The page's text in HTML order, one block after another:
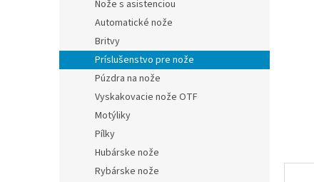
Nože s asistenciou
Automatické nože
Britvy
Príslušenstvo pre nože
Púzdra na nože
Vyskakovacie nože OTF
Motýliky
Pílky
Hubárske nože
Rybárske nože